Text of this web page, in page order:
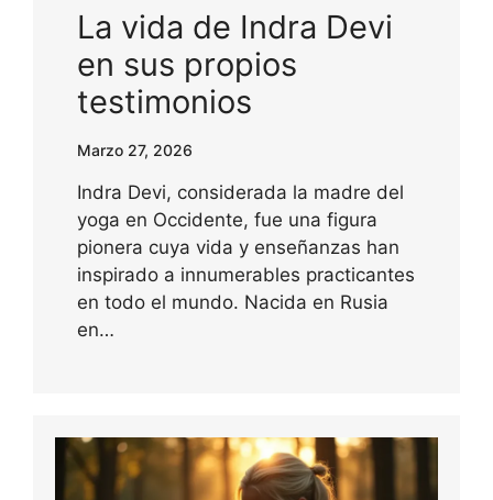
La vida de Indra Devi
en sus propios
testimonios
Marzo 27, 2026
Indra Devi, considerada la madre del
yoga en Occidente, fue una figura
pionera cuya vida y enseñanzas han
inspirado a innumerables practicantes
en todo el mundo. Nacida en Rusia
en…